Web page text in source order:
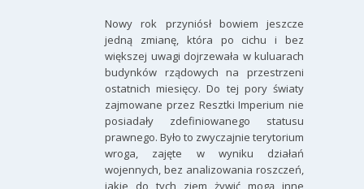
Nowy rok przyniósł bowiem jeszcze
jedną zmianę, która po cichu i bez
większej uwagi dojrzewała w kuluarach
budynków rządowych na przestrzeni
ostatnich miesięcy. Do tej pory światy
zajmowane przez Resztki Imperium nie
posiadały zdefiniowanego statusu
prawnego. Było to zwyczajnie terytorium
wroga, zajęte w wyniku działań
wojennych, bez analizowania roszczeń,
jakie do tych ziem żywić mogą inne